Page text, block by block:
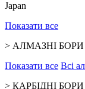
Japan
Показати все
> АЛМАЗНІ БОРИ
Показати все Всі
> КАРБІДНІ БОРИ